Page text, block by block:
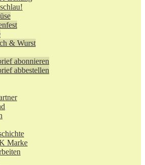
& Wurst
abonnieren
abbestellen
Marke